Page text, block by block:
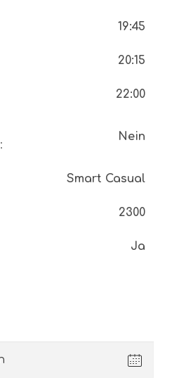
19:45
20:15
22:00
:
Nein
Smart Casual
2300
Ja